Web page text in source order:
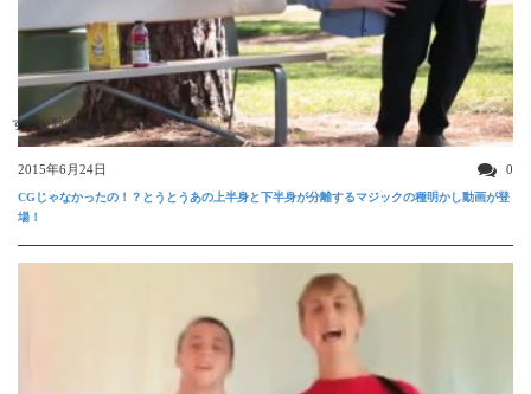
すごい動画
2015年6月24日 0
CGじゃなかったの！？とうとうあの上半身と下半身が分離するマジックの種明かし動画が登
場！